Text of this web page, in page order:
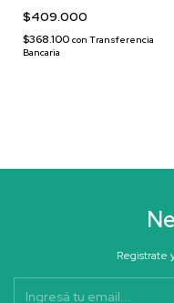
$409.000
$368.100 con Transferencia
Bancaria
Registrate